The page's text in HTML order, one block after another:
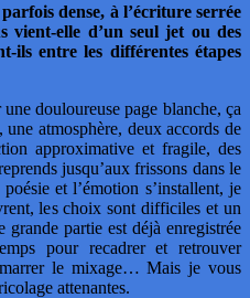
dense, à l’écriture serrée
vient-elle d’un seul jet ou des
ils entre les différentes étapes
douloureuse page blanche, ça
atmosphère, deux accords de
approximative et fragile, des
jusqu’aux frissons dans le
et l’émotion s’installent, je
les choix sont difficiles et un
partie est déjà enregistrée
pour recadrer et retrouver
le mixage… Mais je vous
attenantes.